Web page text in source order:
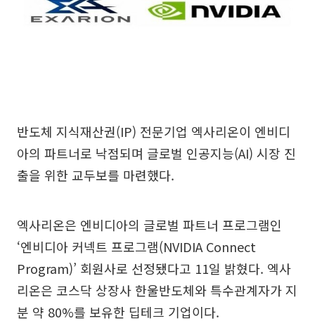
반도체 지식재산권(IP) 전문기업 엑사리온이 엔비디
아의 파트너로 낙점되며 글로벌 인공지능(AI) 시장 진
출을 위한 교두보를 마련했다.
엑사리온은 엔비디아의 글로벌 파트너 프로그램인
‘엔비디아 커넥트 프로그램(NVIDIA Connect
Program)’ 회원사로 선정됐다고 11일 밝혔다. 엑사
리온은 코스닥 상장사 한울반도체와 특수관계자가 지
분 약 80%를 보유한 딥테크 기업이다.